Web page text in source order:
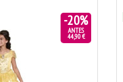
-20%
ANTES
44,90 €